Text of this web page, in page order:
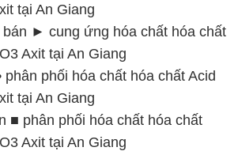
tại An Giang
► cung ứng hóa chất hóa chất
Axit tại An Giang
phân phối hóa chất hóa chất Acid
tại An Giang
■ phân phối hóa chất hóa chất
Axit tại An Giang